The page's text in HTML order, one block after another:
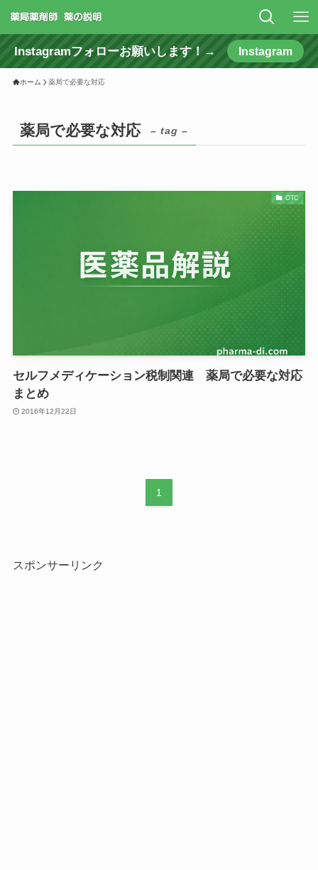
Instagramフォローお願いします！→ Instagram
ホーム 薬局で必要な対応
薬局で必要な対応 – tag –
OTC
セルフメディケーション税制関連 薬局で必要な対応
まとめ
2016年12月22日
1
スポンサーリンク